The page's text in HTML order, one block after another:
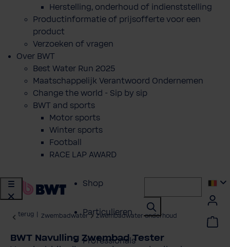
Herstelling, onderhoud of indienststelling
Productinformatie of prijsofferte voor een
product
Verzoeken of vragen
Over BWT
Best Water Run 2025
Maatschappelijk Verantwoord Ondernemen
Change the world - Sip by sip
BWT and sports
Motor sports
Winter sports
Football
RACE LAP AWARD
Shop
Particulieren
Professionals
terug Zwembadwater Zwembadwater onderhoud
BWT Navulling Zwembad Tester